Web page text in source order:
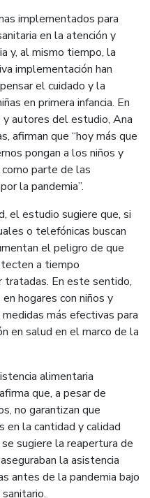
implementados para
en la atención y
y, al mismo tiempo, la
implementación han
el cuidado y la
en primera infancia. En
autores del estudio, Ana
afirman que “hoy más que
pongan a los niños y
parte de las
la pandemia”.
el estudio sugiere que, si
o telefónicas buscan
el peligro de que
a tiempo
tratadas. En este sentido,
hogares con niños y
más efectivas para
en salud en el marco de la
alimentaria
que, a pesar de
no garantizan que
en la cantidad y calidad
se sugiere la reapertura de
la asistencia
antes de la pandemia bajo